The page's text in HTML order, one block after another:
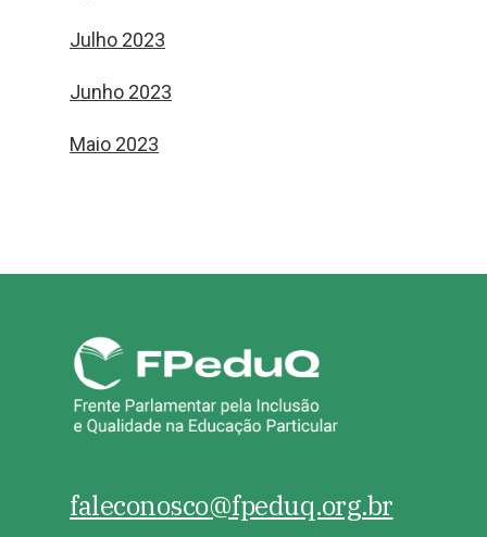
Julho 2023
Junho 2023
Maio 2023
faleconosco@fpeduq.org.br